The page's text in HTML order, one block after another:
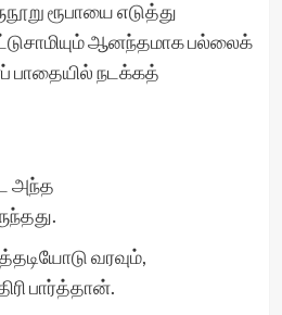
ரூபாயை எடுத்து
ஆனந்தமாக பல்லைக்
பாதையில் நடக்கத்
அந்த
வரவும்,
பார்த்தான்.